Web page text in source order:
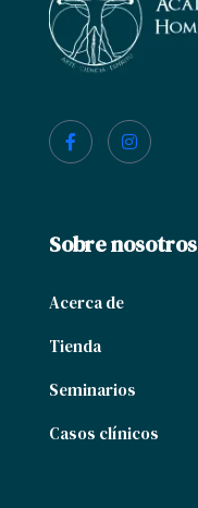
Sobre nosotros
Acerca de
Tienda
Seminarios
Casos clínicos